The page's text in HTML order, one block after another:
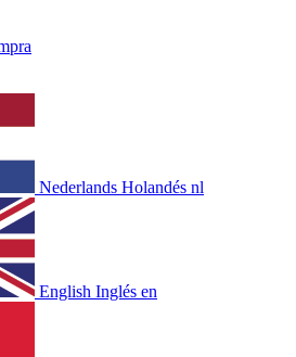
Nederlands Holandés nl
English Inglés en